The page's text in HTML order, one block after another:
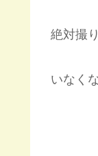
絶対撮
いなく